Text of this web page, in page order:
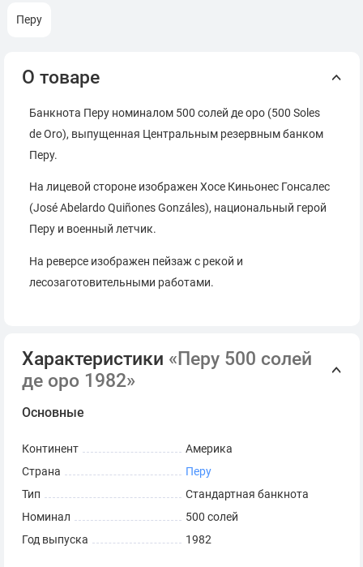
Перу
О товаре
Банкнота Перу номиналом 500 солей де оро (500 Soles
de Oro), выпущенная Центральным резервным банком
Перу.
На лицевой стороне изображен Хосе Киньонес Гонсалес
(José Abelardo Quiñones Gonzáles), национальный герой
Перу и военный летчик.
На реверсе изображен пейзаж с рекой и
лесозаготовительными работами.
Характеристики «Перу 500 солей
де оро 1982»
Основные
Континент
Америка
Страна
Перу
Тип
Стандартная банкнота
Номинал
500 солей
Год выпуска
1982